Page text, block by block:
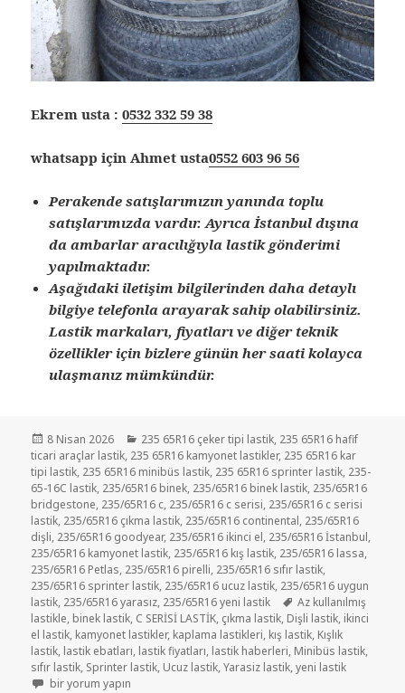
Ekrem usta :0532 332 59 38
whatsapp için Ahmet usta0552 603 96 56
Perakende satışlarımızın yanında toplu
satışlarımızda vardır. Ayrıca İstanbul dışına
da ambarlar aracılığıyla lastik gönderimi
yapılmaktadır.
Aşağıdaki iletişim bilgilerinden daha detaylı
bilgiye telefonla arayarak sahip olabilirsiniz.
Lastik markaları, fiyatları ve diğer teknik
özellikler için bizlere günün her saati kolayca
ulaşmanız mümkündür.
Yayın
tarihi
8 Nisan 2026 Kategoriler
235 65R16 çeker tipi lastik, 235 65R16 hafif
ticari araçlar lastik, 235 65R16 kamyonet lastikler, 235 65R16 kar
tipi lastik, 235 65R16 minibüs lastik, 235 65R16 sprinter lastik, 235-
65-16C lastik, 235/65R16 binek, 235/65R16 binek lastik, 235/65R16
bridgestone, 235/65R16 c, 235/65R16 c serisi, 235/65R16 c serisi
lastik, 235/65R16 çıkma lastik, 235/65R16 continental, 235/65R16
dişli, 235/65R16 goodyear, 235/65R16 ikinci el, 235/65R16 İstanbul,
235/65R16 kamyonet lastik, 235/65R16 kış lastik, 235/65R16 lassa,
235/65R16 Petlas, 235/65R16 pirelli, 235/65R16 sıfır lastik,
235/65R16 sprinter lastik, 235/65R16 ucuz lastik, 235/65R16 uygun
lastik, 235/65R16 yarasız, 235/65R16 yeni lastik Etiketler
Az kullanılmış
lastikle, binek lastik, C SERİSİ LASTİK, çıkma lastik, Dişli lastik, ikinci
el lastik, kamyonet lastikler, kaplama lastikleri, kış lastik, Kışlık
lastik, lastik ebatları, lastik fiyatları, lastik haberleri, Minibüs lastik,
sıfır lastik, Sprinter lastik, Ucuz lastik,Yarasiz lastik,yeni lastik
235/65R16 C SERİSİ ÇIKMA LASTİK için
bir yorum yapın